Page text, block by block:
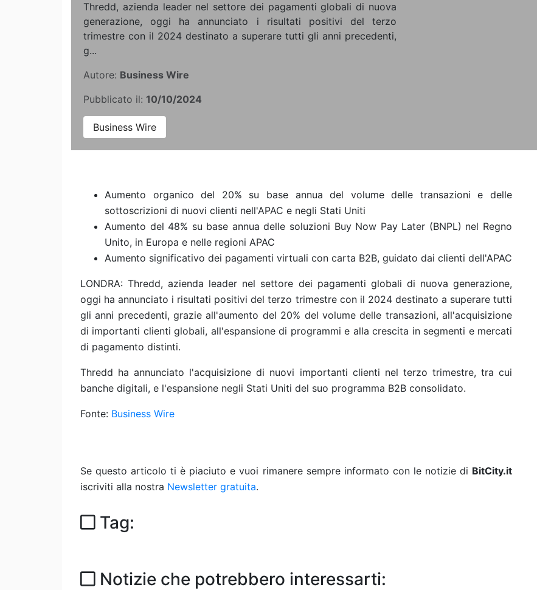
Thredd, azienda leader nel settore dei pagamenti globali di nuova
generazione, oggi ha annunciato i risultati positivi del terzo
trimestre con il 2024 destinato a superare tutti gli anni precedenti,
g...
Autore: Business Wire
Pubblicato il: 10/10/2024
Business Wire
Aumento organico del 20% su base annua del volume delle transazioni e delle
sottoscrizioni di nuovi clienti nell'APAC e negli Stati Uniti
Aumento del 48% su base annua delle soluzioni Buy Now Pay Later (BNPL) nel Regno
Unito, in Europa e nelle regioni APAC
Aumento significativo dei pagamenti virtuali con carta B2B, guidato dai clienti dell'APAC
LONDRA: Thredd, azienda leader nel settore dei pagamenti globali di nuova generazione,
oggi ha annunciato i risultati positivi del terzo trimestre con il 2024 destinato a superare tutti
gli anni precedenti, grazie all'aumento del 20% del volume delle transazioni, all'acquisizione
di importanti clienti globali, all'espansione di programmi e alla crescita in segmenti e mercati
di pagamento distinti.
Thredd ha annunciato l'acquisizione di nuovi importanti clienti nel terzo trimestre, tra cui
banche digitali, e l'espansione negli Stati Uniti del suo programma B2B consolidato.
Fonte: Business Wire
Se questo articolo ti è piaciuto e vuoi rimanere sempre informato con le notizie di BitCity.it
iscriviti alla nostra Newsletter gratuita.
Tag:
Notizie che potrebbero interessarti: